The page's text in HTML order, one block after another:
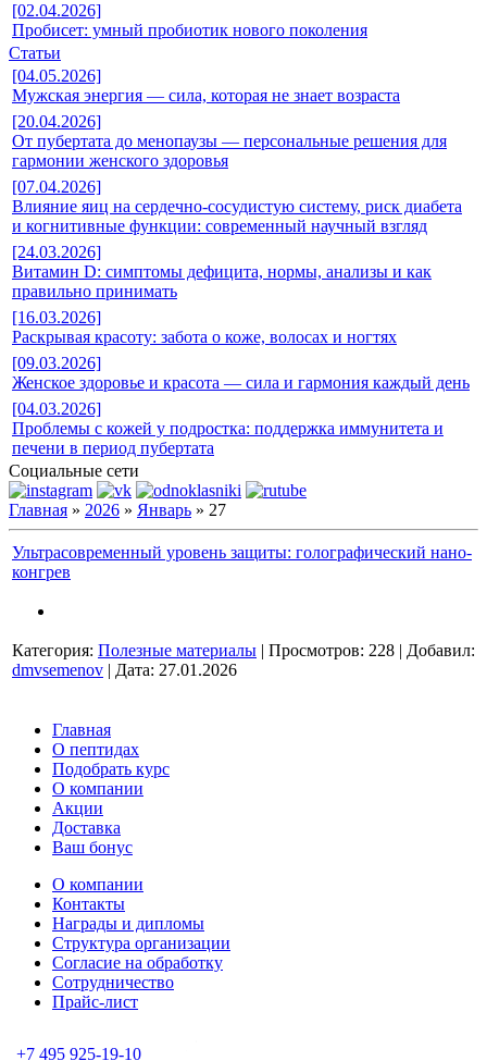
[02.04.2026]
Пробисет: умный пробиотик нового поколения
Статьи
[04.05.2026]
Мужская энергия — сила, которая не знает возраста
[20.04.2026]
От пубертата до менопаузы — персональные решения для
гармонии женского здоровья
[07.04.2026]
Влияние яиц на сердечно-сосудистую систему, риск диабета
и когнитивные функции: современный научный взгляд
[24.03.2026]
Витамин D: симптомы дефицита, нормы, анализы и как
правильно принимать
[16.03.2026]
Раскрывая красоту: забота о коже, волосах и ногтях
[09.03.2026]
Женское здоровье и красота — сила и гармония каждый день
[04.03.2026]
Проблемы с кожей у подростка: поддержка иммунитета и
печени в период пубертата
Социальные сети
Главная » 2026 » Январь » 27
Ультрасовременный уровень защиты: голографический нано-
конгрев
Категория: Полезные материалы | Просмотров: 228 | Добавил:
dmvsemenov | Дата: 27.01.2026
Главная
О пептидах
Подобрать курс
О компании
Акции
Доставка
Ваш бонус
О компании
Контакты
Награды и дипломы
Структура организации
Согласие на обработку
Сотрудничество
Прайс-лист
+7 495 925-19-10